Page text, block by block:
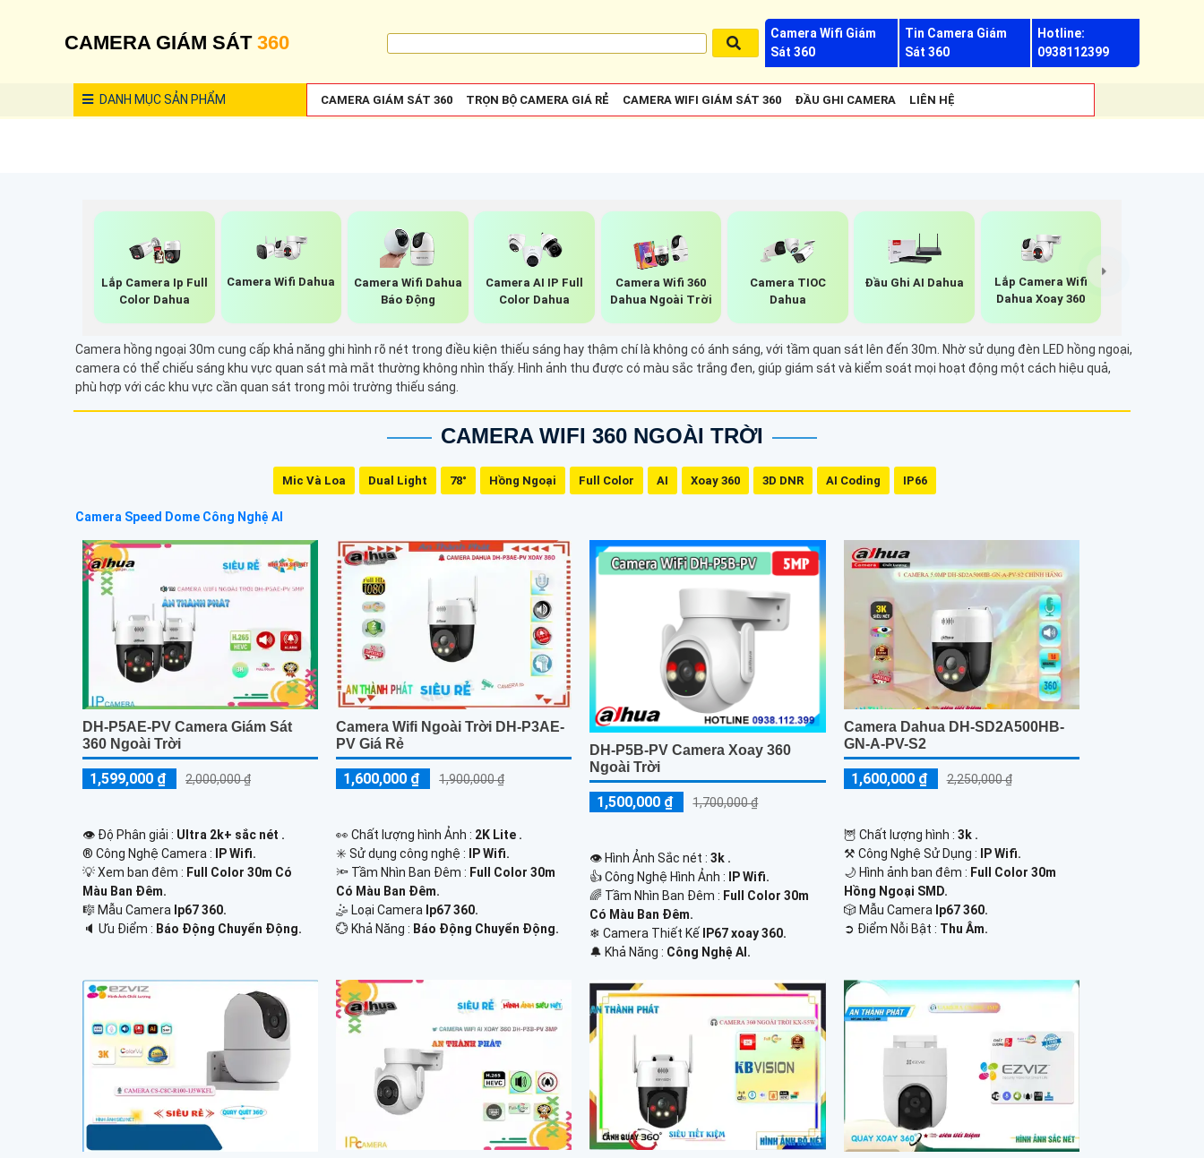
CAMERA GIÁM SÁT 360
Camera Wifi Giám
Sát 360
Tin Camera Giám
Sát 360
Hotline:
0938112399
DANH MỤCSẢN PHẨM CAMERA GIÁM SÁT 360 TRỌN BỘ CAMERA GIÁ RẺ CAMERA WIFI GIÁM SÁT 360 ĐẦU GHI CAMERA LIÊN HỆ
Lắp Camera Ip Full
Color Dahua
Camera Wifi Dahua
Camera Wifi Dahua
Báo Động
Camera AI IP Full
Color Dahua
Camera Wifi 360
Dahua Ngoài Trời
Camera TIOC
Dahua
Đầu Ghi AI Dahua
Lắp Camera Wifi
Dahua Xoay 360
Camera hồng ngoại 30m cung cấp khả năng ghi hình rõ nét trong điều kiện thiếu sáng hay thậm chí là không có ánh sáng, với tầm quan sát lên đến 30m. Nhờ sử dụng đèn LED hồng ngoại,
camera có thể chiếu sáng khu vực quan sát mà mắt thường không nhìn thấy. Hình ảnh thu được có màu sắc trắng đen, giúp giám sát và kiểm soát mọi hoạt động một cách hiệu quả,
phù hợp với các khu vực cần quan sát trong môi trường thiếu sáng.
CAMERA WIFI 360 NGOÀI TRỜI
Mic Và Loa Dual Light 78° Hồng Ngoại Full Color AI Xoay 360 3D DNR AI Coding IP66
Camera Speed Dome Công Nghệ AI
DH-P5AE-PV Camera Giám Sát
360 Ngoài Trời
1,599,000 ₫ 2,000,000 ₫
👁 Độ Phân giải : Ultra 2k+ sắc nét .
®️ Công Nghệ Camera :
IP Wifi.
💡 Xem ban đêm : Full Color 30m Có
Màu Ban Ðêm.
🎼️ Mẫu Camera Ip67 360.
️🔈 Ưu Điểm : Báo Động Chuyển Động.
Camera Wifi Ngoài Trời DH-P3AE-
PV Giá Rẻ
1,600,000 ₫ 1,900,000 ₫
️👀 Chất lượng hình Ảnh : 2K Lite .
✳️ Sử dụng công nghệ :
IP Wifi.
🔦 Tầm Nhìn Ban Đêm : Full Color 30m
Có Màu Ban Ðêm.
🤹 Loại Camera Ip67 360.
️💮 Khả Năng : Báo Động Chuyển Động.
DH-P5B-PV Camera Xoay 360
Ngoài Trời
1,500,000 ₫ 1,700,000 ₫
👁 Hình Ảnh Sắc nét :3k .
👍 Công Nghệ Hình Ảnh :
IP Wifi.
🌈 Tầm Nhìn Ban Đêm : Full Color 30m
Có Màu Ban Ðêm.
❄ Camera Thiết Kế
IP67 xoay 360.
️🔔 Khả Năng : Công Nghệ AI.
Camera Dahua DH-SD2A500HB-
GN-A-PV-S2
1,600,000 ₫ 2,250,000 ₫
🦉 Chất lượng hình : 3k .
⚒ Công Nghệ Sử Dụng :
IP Wifi.
🌙 Hình ảnh ban đêm : Full Color 30m
Hồng Ngoại SMD.
🎲 Mẫu Camera Ip67 360.
️➲ Điểm Nỗi Bật : Thu Âm.